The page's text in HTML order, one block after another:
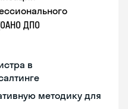
ДПО
в
методику для